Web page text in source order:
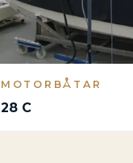
MOTORBÅTAR
28 C